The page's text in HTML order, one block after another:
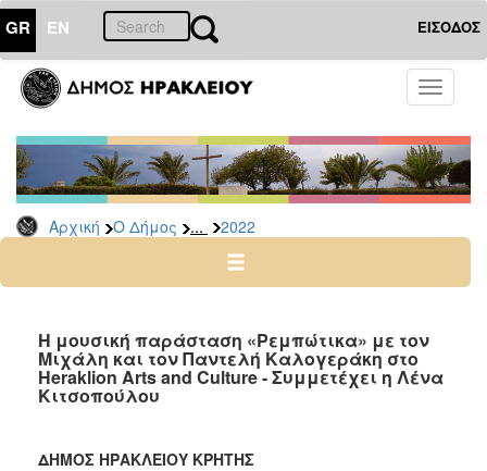
GR EN ΕΙΣΟΔΟΣ
Toggle
Αρχική Ο Δήμος ... 2022
ΔΗΜΟΣ
Δελτία
Τύπου
Αρχείο
2026
2024
2022
2021
2019
Η μουσική παράσταση «Ρεμπώτικα» με τον
Μιχάλη και τον Παντελή Καλογεράκη στο
Heraklion Arts and Culture - Συμμετέχει η Λένα
Κιτσοπούλου
ΔΗΜΟΣ ΗΡΑΚΛΕΙΟΥ ΚΡΗΤΗΣ